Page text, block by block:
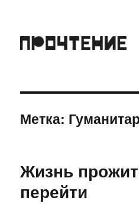
Метка:
Жизнь
перейти